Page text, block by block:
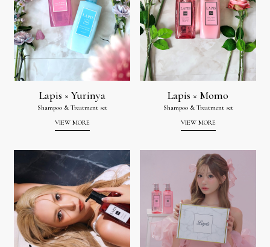
Lapis × Yurinya
Shampoo & Treatment set
VIEW MORE
Lapis × Momo
Shampoo & Treatment set
VIEW MORE